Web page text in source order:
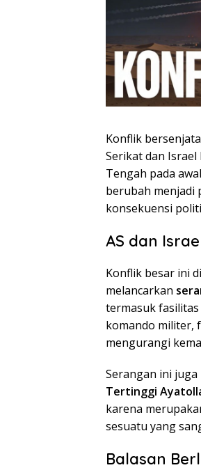
Konflik
Serikat dan
Tengah pada
berubah menjadi
konsekuensi
AS dan
Konflik besar ini
melancarkan
termasuk
komando militer,
mengurangi
Serangan ini
Tertinggi
karena
sesuatu yang
Balasan